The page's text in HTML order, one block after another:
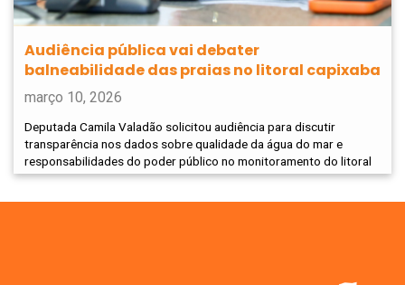
Audiência pública vai debater
balneabilidade das praias no litoral capixaba
março 10, 2026
Deputada Camila Valadão solicitou audiência para discutir
transparência nos dados sobre qualidade da água do mar e
responsabilidades do poder público no monitoramento do litoral